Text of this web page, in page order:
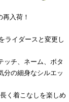
入荷！
ライダースと変更し
ッチ、ネーム、ボタ
分の細身なシルエッ
く着こなしを楽しめ